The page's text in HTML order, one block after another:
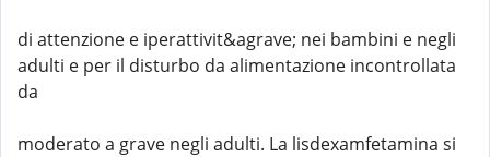
di attenzione e iperattivit&agrave; nei bambini e negli
adulti e per il disturbo da alimentazione incontrollata
da
moderato a grave negli adulti. La lisdexamfetamina si